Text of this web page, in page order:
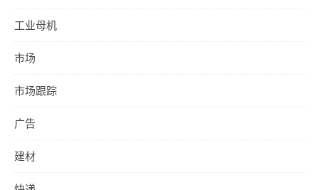
工业母机
市场
市场跟踪
广告
建材